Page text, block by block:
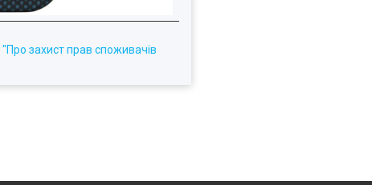
"Про захист прав споживачів